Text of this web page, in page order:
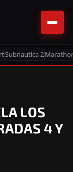
Subnautica 2
LOS
4 Y